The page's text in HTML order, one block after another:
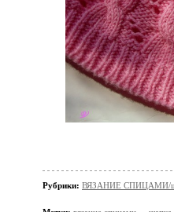
Рубрики: ВЯЗАНИЕ СПИЦАМИ/